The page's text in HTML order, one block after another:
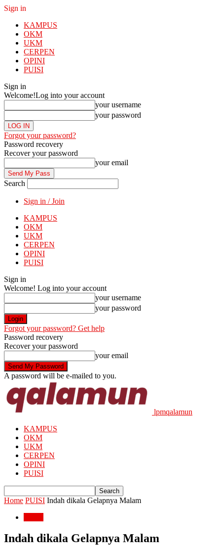
Sign in
KAMPUS
OKM
UKM
CERPEN
OPINI
PUISI
Sign in
Welcome!Log into your account
your username
your password
Forgot your password?
Password recovery
Recover your password
your email
Search
Sign in / Join
KAMPUS
OKM
UKM
CERPEN
OPINI
PUISI
Sign in
Welcome! Log into your account
your username
your password
Forgot your password? Get help
Password recovery
Recover your password
your email
A password will be e-mailed to you.
lpmqalamun
KAMPUS
OKM
UKM
CERPEN
OPINI
PUISI
Home PUISI Indah dikala Gelapnya Malam
Indah dikala Gelapnya Malam